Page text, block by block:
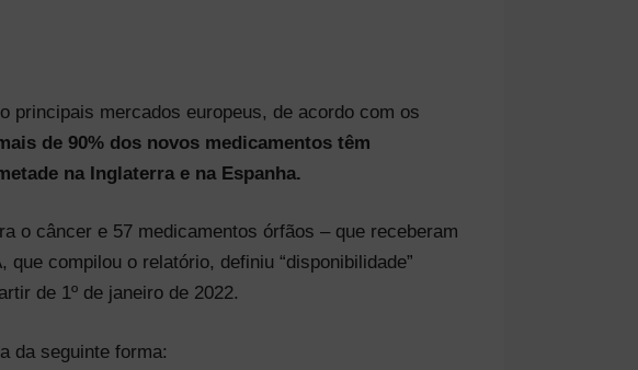
principais mercados europeus, de acordo com os
de 90% dos novos medicamentos têm
na Inglaterra e na Espanha.
o câncer e 57 medicamentos órfãos – que receberam
compilou o relatório, definiu “disponibilidade”
de 1º de janeiro de 2022.
da seguinte forma: